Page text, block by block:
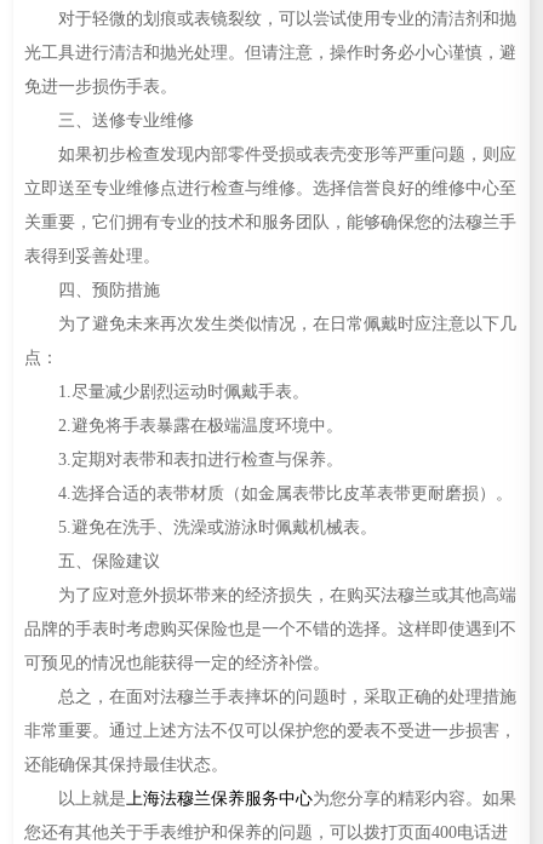
对于轻微的划痕或表镜裂纹，可以尝试使用专业的清洁剂和抛
光工具进行清洁和抛光处理。但请注意，操作时务必小心谨慎，避
免进一步损伤手表。
三、送修专业维修
如果初步检查发现内部零件受损或表壳变形等严重问题，则应
立即送至专业维修点进行检查与维修。选择信誉良好的维修中心至
关重要，它们拥有专业的技术和服务团队，能够确保您的法穆兰手
表得到妥善处理。
四、预防措施
为了避免未来再次发生类似情况，在日常佩戴时应注意以下几
点：
1.尽量减少剧烈运动时佩戴手表。
2.避免将手表暴露在极端温度环境中。
3.定期对表带和表扣进行检查与保养。
4.选择合适的表带材质（如金属表带比皮革表带更耐磨损）。
5.避免在洗手、洗澡或游泳时佩戴机械表。
五、保险建议
为了应对意外损坏带来的经济损失，在购买法穆兰或其他高端
品牌的手表时考虑购买保险也是一个不错的选择。这样即使遇到不
可预见的情况也能获得一定的经济补偿。
总之，在面对法穆兰手表摔坏的问题时，采取正确的处理措施
非常重要。通过上述方法不仅可以保护您的爱表不受进一步损害，
还能确保其保持最佳状态。
以上就是上海法穆兰保养服务中心为您分享的精彩内容。如果
您还有其他关于手表维护和保养的问题，可以拨打页面400电话进